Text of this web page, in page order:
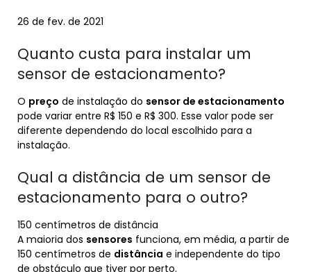
26 de fev. de 2021
Quanto custa para instalar um
sensor de estacionamento?
O preço de instalação do sensor de estacionamento
pode variar entre R$ 150 e R$ 300. Esse valor pode ser
diferente dependendo do local escolhido para a
instalação.
Qual a distância de um sensor de
estacionamento para o outro?
150 centímetros de distância
A maioria dos sensores funciona, em média, a partir de
150 centímetros de distância e independente do tipo
de obstáculo que tiver por perto.